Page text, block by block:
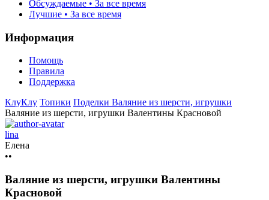
Обсуждаемые • За все время
Лучшие • За все время
Информация
Помощь
Правила
Поддержка
КлуКлу Топики Поделки Валяние из шерсти, игрушки
Валяние из шерсти, игрушки Валентины Красновой
lina
Елена
••
Валяние из шерсти, игрушки Валентины
Красновой